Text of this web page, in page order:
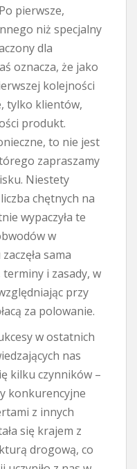
pierwsze,
niż specjalny
dla
oznacza, że jako
kolejności
tylko klientów,
produkt.
to nie jest
zapraszamy
Niestety
chętnych na
wypaczyła te
w
sama
i zasady, w
przy
za polowanie.
w ostatnich
nas
kilku czynników –
konkurencyjne
z innych
się krajem z
drogową, co